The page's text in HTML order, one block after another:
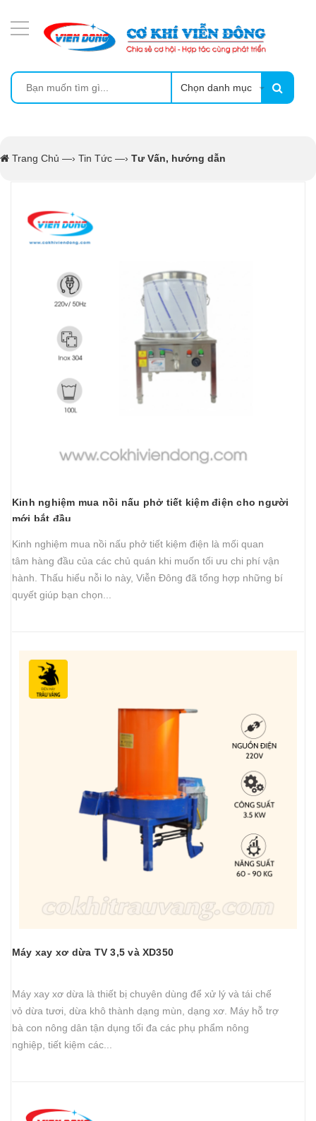
Chọn danh mục
Trang Chủ —› Tin Tức —› Tư Vấn, hướng dẫn
Kinh nghiệm mua nồi nấu phở tiết kiệm điện cho người
mới bắt đầu
Kinh nghiệm mua nồi nấu phở tiết kiệm điện là mối quan
tâm hàng đầu của các chủ quán khi muốn tối ưu chi phí vận
hành. Thấu hiểu nỗi lo này, Viễn Đông đã tổng hợp những bí
quyết giúp bạn chọn...
Máy xay xơ dừa TV 3,5 và XD350
Máy xay xơ dừa là thiết bị chuyên dùng để xử lý và tái chế
vỏ dừa tươi, dừa khô thành dạng mùn, dạng xơ. Máy hỗ trợ
bà con nông dân tận dụng tối đa các phụ phẩm nông
nghiệp, tiết kiệm các...
MÁY ÉP MÍA TẠO BỌT
MÁY RỬA BÁT SIÊU ÂM
LÒ SẤY
CẨM NANG
THIẾT BỊ NHÀ BẾP
THIẾT BỊ NHÀ BẾP CAO CẤP
MÁY CHẾ BIẾN THỰC PHẨM
MÁY CHẾ BIẾN NÔNG SẢN
MÁY ĐÓNG GÓI THỰC PHẨM
THIẾT BỊ LẠNH
THIẾT BỊ BẾP CÔNG NGHIỆP